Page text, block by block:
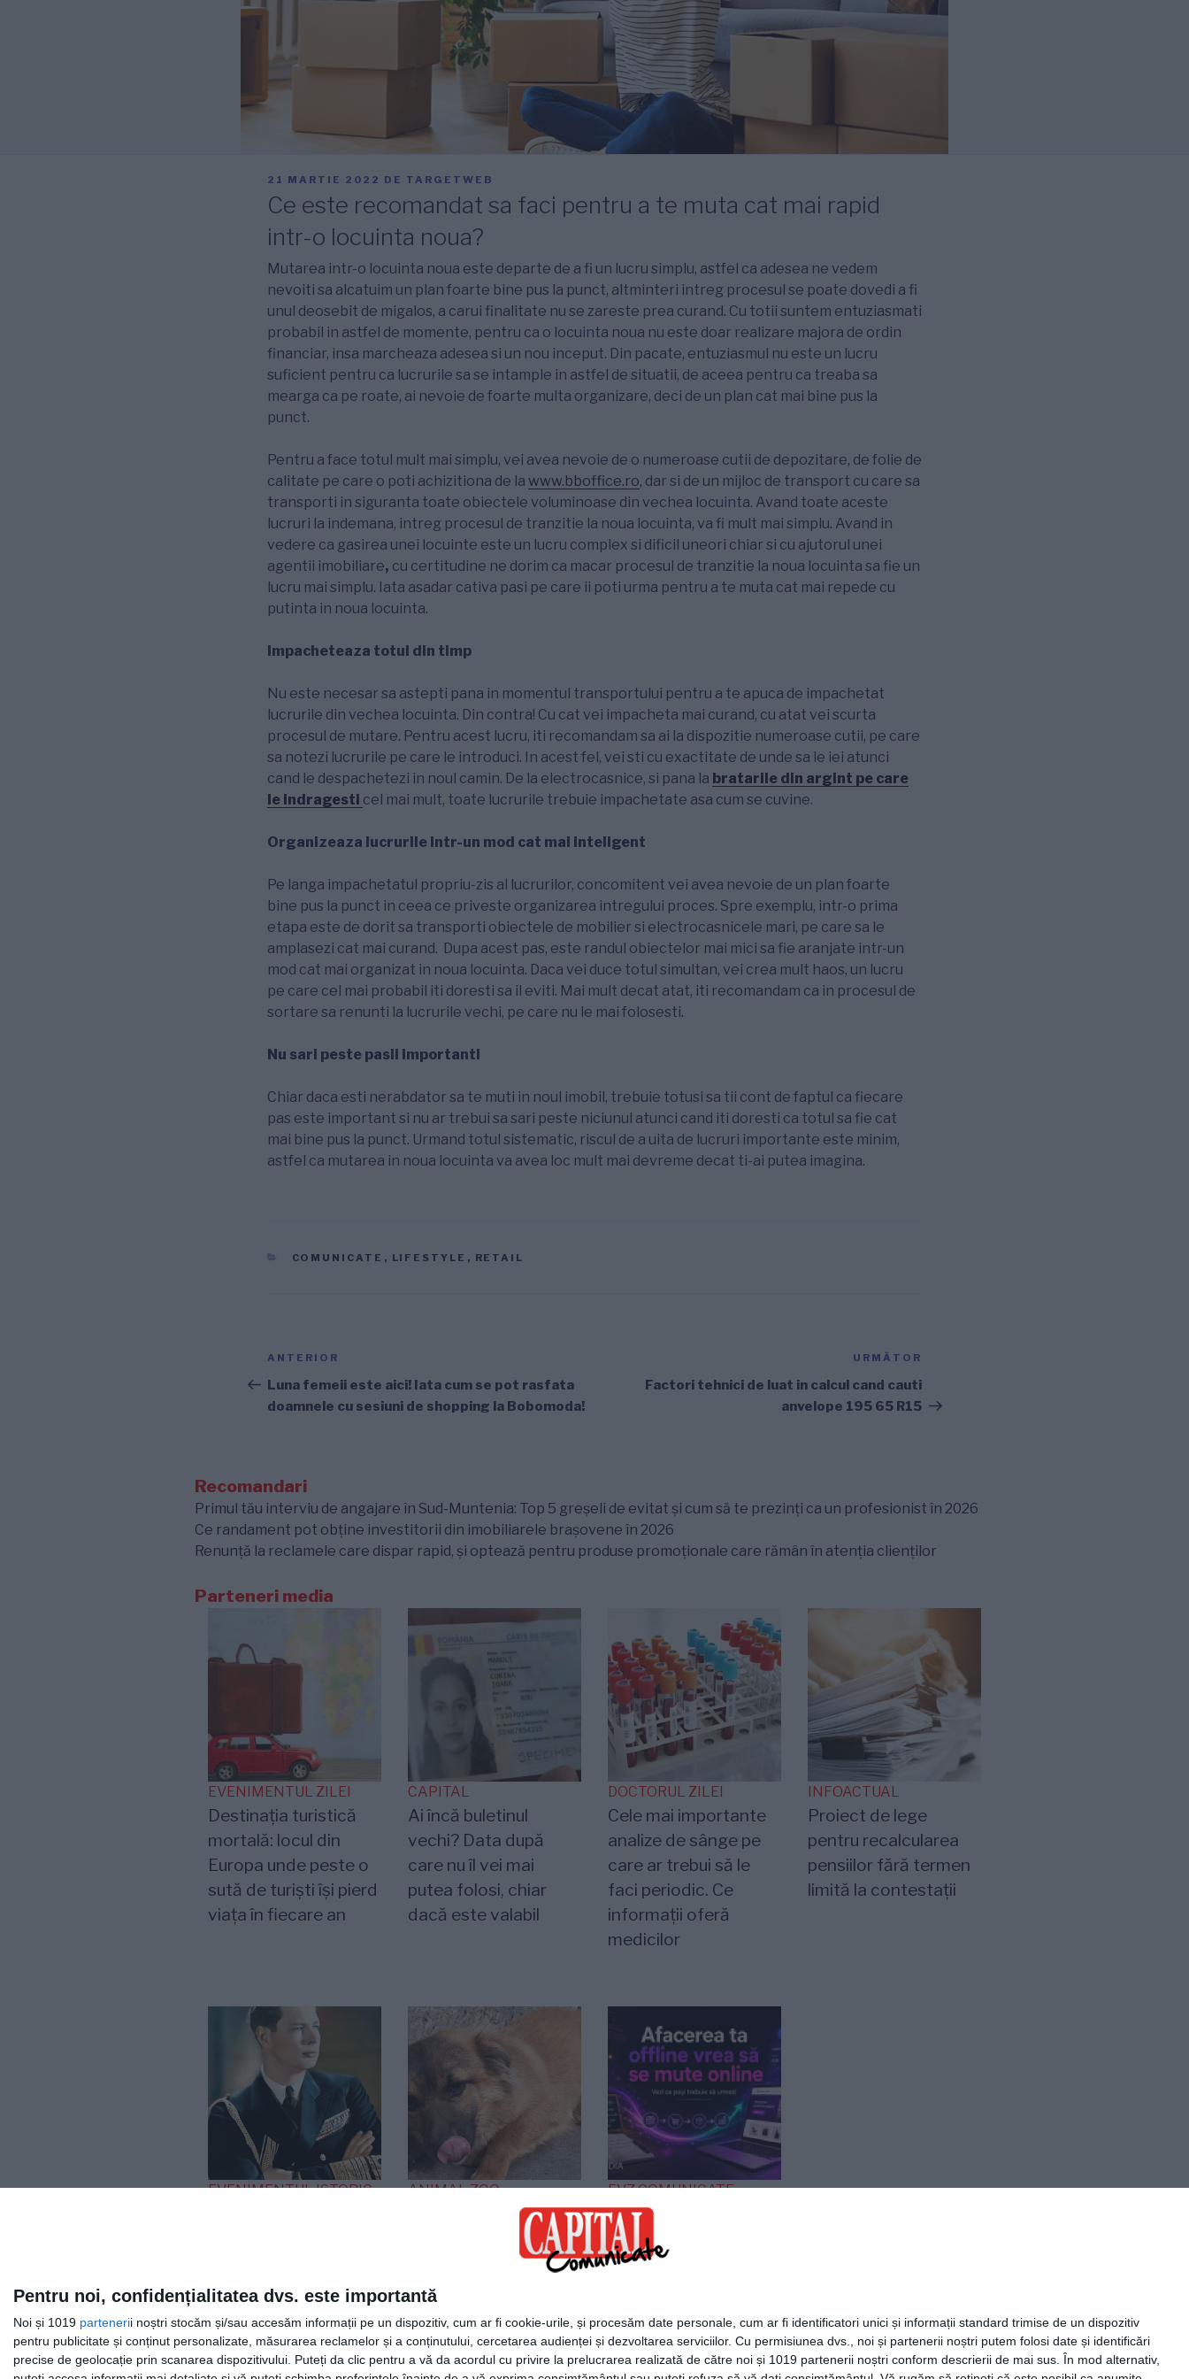
Pentru noi, confidențialitatea dvs. este importantă
Noi și 1019 partenerii noștri stocăm și/sau accesăm informații pe un dispozitiv, cum ar fi cookie-urile, și procesăm date personale, cum ar fi identificatori unici și informații standard trimise de un dispozitiv
pentru publicitate și conținut personalizate, măsurarea reclamelor și a conținutului, cercetarea audienței și dezvoltarea serviciilor. Cu permisiunea dvs., noi și partenerii noștri putem folosi date și identificări
precise de geolocație prin scanarea dispozitivului. Puteți da clic pentru a vă da acordul cu privire la prelucrarea realizată de către noi și 1019 partenerii noștri conform descrierii de mai sus. În mod alternativ,
PUBLICAT
21 MARTIE 2022 DE TARGETWEB
Ce este recomandat sa faci pentru a te muta cat mai rapid
intr-o locuinta noua?
Mutarea intr-o locuinta noua este departe de a fi un lucru simplu, astfel ca adesea ne vedem
nevoiti sa alcatuim un plan foarte bine pus la punct, altminteri intreg procesul se poate dovedi a fi
unul deosebit de migalos, a carui finalitate nu se zareste prea curand. Cu totii suntem entuziasmati
probabil in astfel de momente, pentru ca o locuinta noua nu este doar realizare majora de ordin
financiar, insa marcheaza adesea si un nou inceput. Din pacate, entuziasmul nu este un lucru
suficient pentru ca lucrurile sa se intample in astfel de situatii, de aceea pentru ca treaba sa
mearga ca pe roate, ai nevoie de foarte multa organizare, deci de un plan cat mai bine pus la
punct.
Pentru a face totul mult mai simplu, vei avea nevoie de o numeroase cutii de depozitare, de folie de
calitate pe care o poti achizitiona de la www.bboffice.ro, dar si de un mijloc de transport cu care sa
transporti in siguranta toate obiectele voluminoase din vechea locuinta. Avand toate aceste
lucruri la indemana, intreg procesul de tranzitie la noua locuinta, va fi mult mai simplu. Avand in
vedere ca gasirea unei locuinte este un lucru complex si dificil uneori chiar si cu ajutorul unei
agentii imobiliare, cu certitudine ne dorim ca macar procesul de tranzitie la noua locuinta sa fie un
lucru mai simplu. Iata asadar cativa pasi pe care ii poti urma pentru a te muta cat mai repede cu
putinta in noua locuinta.
Impacheteaza totul din timp
Nu este necesar sa astepti pana in momentul transportului pentru a te apuca de impachetat
lucrurile din vechea locuinta. Din contra! Cu cat vei impacheta mai curand, cu atat vei scurta
procesul de mutare. Pentru acest lucru, iti recomandam sa ai la dispozitie numeroase cutii, pe care
sa notezi lucrurile pe care le introduci. In acest fel, vei sti cu exactitate de unde sa le iei atunci
cand le despachetezi in noul camin. De la electrocasnice, si pana la bratarile din argint pe care
le indragesti cel mai mult, toate lucrurile trebuie impachetate asa cum se cuvine.
Organizeaza lucrurile intr-un mod cat mai inteligent
Pe langa impachetatul propriu-zis al lucrurilor, concomitent vei avea nevoie de un plan foarte
bine pus la punct in ceea ce priveste organizarea intregului proces. Spre exemplu, intr-o prima
etapa este de dorit sa transporti obiectele de mobilier si electrocasnicele mari, pe care sa le
amplasezi cat mai curand. Dupa acest pas, este randul obiectelor mai mici sa fie aranjate intr-un
mod cat mai organizat in noua locuinta. Daca vei duce totul simultan, vei crea mult haos, un lucru
pe care cel mai probabil iti doresti sa il eviti. Mai mult decat atat, iti recomandam ca in procesul de
sortare sa renunti la lucrurile vechi, pe care nu le mai folosesti.
Nu sari peste pasii importanti
Chiar daca esti nerabdator sa te muti in noul imobil, trebuie totusi sa tii cont de faptul ca fiecare
pas este important si nu ar trebui sa sari peste niciunul atunci cand iti doresti ca totul sa fie cat
mai bine pus la punct. Urmand totul sistematic, riscul de a uita de lucruri importante este minim,
astfel ca mutarea in noua locuinta va avea loc mult mai devreme decat ti-ai putea imagina.
CATEGORII
COMUNICATE , LIFESTYLE , RETAIL
Navigare
în
articole
Articolul
anterior
ANTERIOR
Luna femeii este aici! Iata cum se pot rasfata
doamnele cu sesiuni de shopping la Bobomoda!
următor
URMĂTOR
Factori tehnici de luat in calcul cand cauti
anvelope 195 65 R15
Recomandari
Primul tău interviu de angajare în Sud-Muntenia: Top 5 greșeli de evitat și cum să te prezinți ca un profesionist în 2026
Ce randament pot obține investitorii din imobiliarele brașovene în 2026
Renunță la reclamele care dispar rapid, și optează pentru produse promoționale care rămân în atenția clienților
Parteneri media
EVENIMENTUL ZILEI
Destinația turistică
mortală: locul din
Europa unde peste o
sută de turiști își pierd
viața în fiecare an
CAPITAL
Ai încă buletinul
vechi? Data după
care nu îl vei mai
putea folosi, chiar
dacă este valabil
DOCTORUL ZILEI
Cele mai importante
analize de sânge pe
care ar trebui să le
faci periodic. Ce
informații oferă
medicilor
INFOACTUAL
Proiect de lege
pentru recalcularea
pensiilor fără termen
limită la contestații
EVENIMENTUL ISTORIC
Regele Mihai după
expulzarea de pe
Otopeni
ANIMAL ZOO
O viață așteaptă un
miracol! Cățelușa care
s-a refugiat într-un
colț așteptând
sfârșitul
EVZ COMUNICATE
Agentia Plum Media
lansează un ghid
practic pentru
vor să intre în
comerțul electronic